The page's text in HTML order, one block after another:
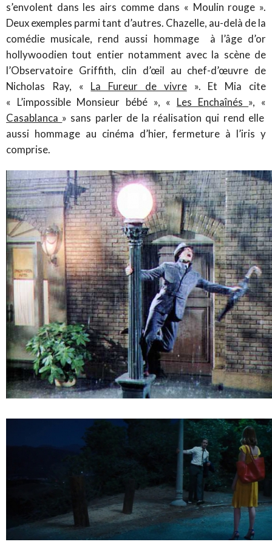
s’envolent dans les airs comme dans « Moulin rouge ».
Deux exemples parmi tant d’autres. Chazelle, au-delà de la
comédie musicale, rend aussi hommage à l’âge d’or
hollywoodien tout entier notamment avec la scène de
l’Observatoire Griffith, clin d’œil au chef-d’œuvre de
Nicholas Ray, « La Fureur de vivre». Et Mia cite
« L’impossible Monsieur bébé », « Les Enchaînés », «
Casablanca » sans parler de la réalisation qui rend elle
aussi hommage au cinéma d’hier, fermeture à l’iris y
comprise.